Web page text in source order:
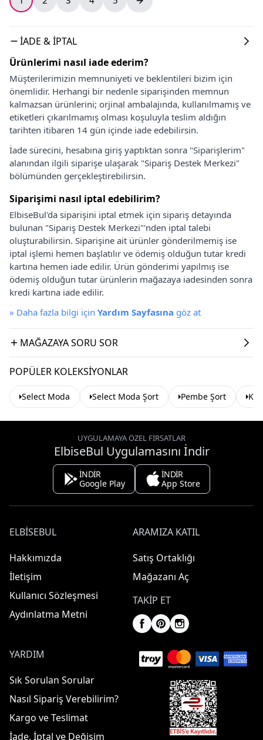
İADE & İPTAL
Ürünlerimi nasıl iade ederim?
Müşterilerimizin memnuniyeti ve beklentileri bizim için
önemlidir. Herhangi bir nedenle siparişinden memnun
kalmazsan ürünlerini; orjinal ambalajında, kullanılmamış ve
etiketleri çıkarılmamış olması koşuluyla teslim aldığın
tarihten itibaren 14 gün içinde iade edebilirsin.
İade sürecini, hesabına giriş yaptıktan sonra "Siparişlerim"
alanından ilgili siparişe ulaşarak "Sipariş Destek Merkezi"
bölümünden gerçekleştirebilirsin.
Siparişimi nasıl iptal edebilirim?
ElbiseBul'da siparişini iptal etmek için sipariş detayında
bulunan "Sipariş Destek Merkezi"'nden iptal talebi
oluşturabilirsin. Siparişine ait ürünler gönderilmemiş ise
iptal işlemi hemen başlatılır ve ödemiş olduğun tutar kredi
kartına hemen iade edilir. Ürün gönderimi yapılmış ise
ödemiş olduğun tutar ürünlerin mağazaya iadesinden sonra
kredi kartına iade edilir.
» Daha fazla bilgi için Yardım Sayfasına göz at
MAĞAZAYA SORU SOR
POPÜLER KOLEKSIYONLAR
Select Moda Select Moda Şort Pembe Şort
UYGULAMAYA ÖZEL FIRSATLAR
ElbiseBul Uygulamasını İndir
İNDİR
Google Play
İNDİR
App Store
ELBISEBUL
Hakkımızda
İletişim
Kullanıcı Sözleşmesi
Aydınlatma Metni
ARAMIZA KATIL
Satış Ortaklığı
Mağazanı Aç
TAKIP ET
YARDIM
Sık Sorulan Sorular
Nasıl Sipariş Verebilirim?
Kargo ve Teslimat
İade, İptal ve Değişim